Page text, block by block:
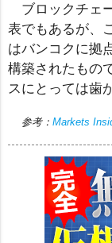
ブロックチェ
表でもあるが、
はバンコクに拠
構築されたもの
スにとっては歯
参考： Markets